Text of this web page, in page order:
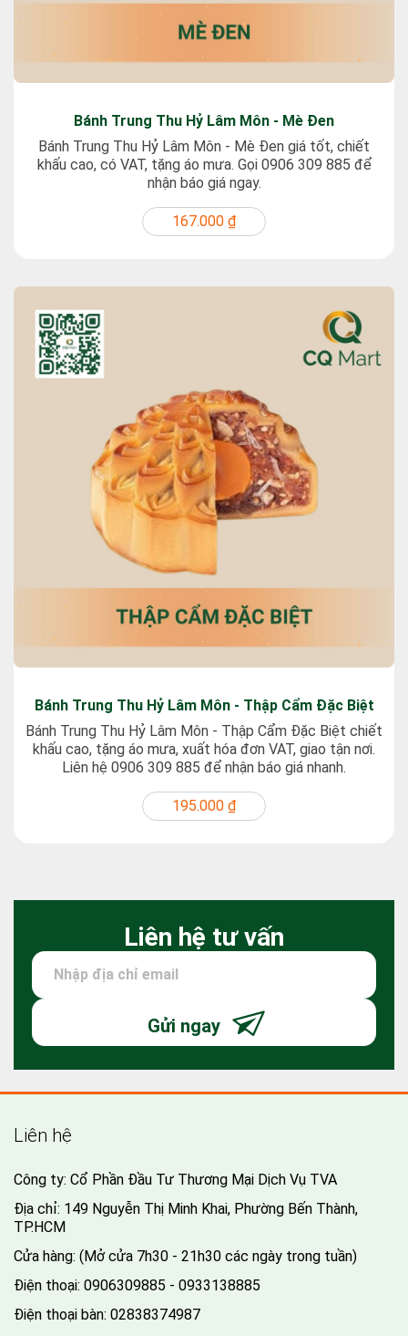
Bánh Trung Thu Hỷ Lâm Môn - Mè Đen
Bánh Trung Thu Hỷ Lâm Môn - Mè Đen giá tốt, chiết
khấu cao, có VAT, tặng áo mưa. Gọi 0906 309 885 để
nhận báo giá ngay.
167.000 ₫
Bánh Trung Thu Hỷ Lâm Môn - Thập Cẩm Đặc Biệt
Bánh Trung Thu Hỷ Lâm Môn - Thập Cẩm Đặc Biệt chiết
khấu cao, tặng áo mưa, xuất hóa đơn VAT, giao tận nơi.
Liên hệ 0906 309 885 để nhận báo giá nhanh.
195.000 ₫
Liên hệ tư vấn
Gửi ngay
Liên hệ
Công ty: Cổ Phần Đầu Tư Thương Mại Dịch Vụ TVA
Địa chỉ: 149 Nguyễn Thị Minh Khai, Phường Bến Thành,
TP.HCM
Cửa hàng: (Mở cửa 7h30 - 21h30 các ngày trong tuần)
Điện thoại: 0906309885 - 0933138885
Điện thoại bàn: 02838374987